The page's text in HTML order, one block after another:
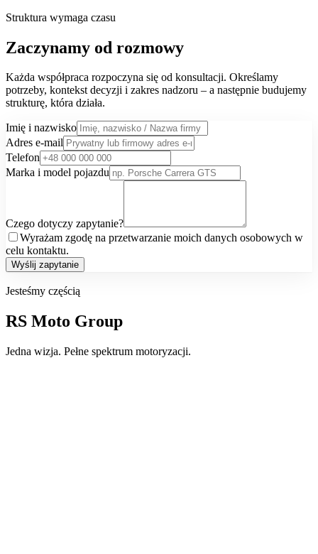
Struktura wymaga czasu
Zaczynamy od rozmowy
Każda współpraca rozpoczyna się od konsultacji. Określamy
potrzeby, kontekst decyzji i zakres nadzoru – a następnie budujemy
strukturę, która działa.
Imię i nazwisko
Adres e-mail
Telefon
Marka i model pojazdu
Czego dotyczy zapytanie?
Wyrażam zgodę na przetwarzanie moich danych osobowych w
celu kontaktu.
Wyślij zapytanie
Jesteśmy częścią
RS Moto Group
Jedna wizja. Pełne spektrum motoryzacji.